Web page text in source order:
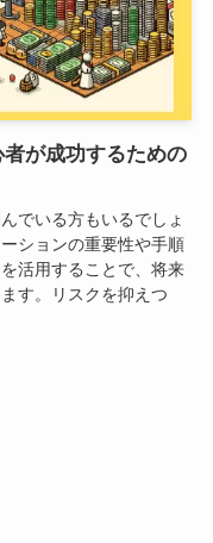
が成功するための
でいる方もいるでしょ
ションの重要性や手順
活用することで、将来
す。リスクを抑えつ